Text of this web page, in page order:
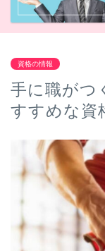
資格の情報
手に職がつ
すすめな資